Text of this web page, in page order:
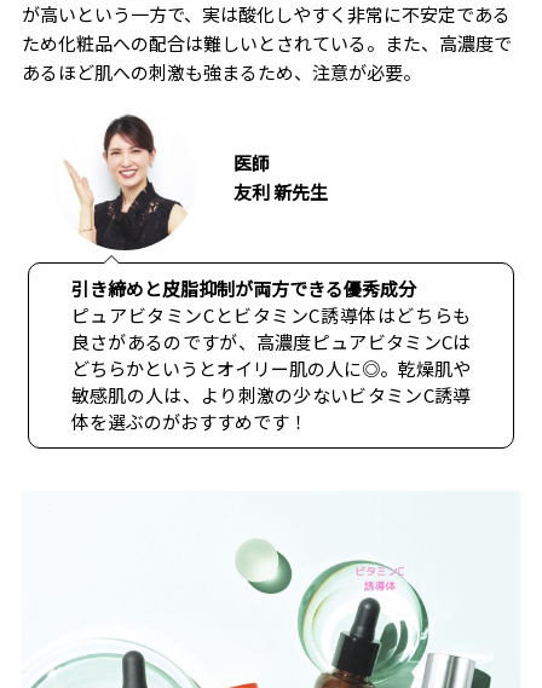
が高いという一方で、実は酸化しやすく非常に不安定である
ため化粧品への配合は難しいとされている。また、高濃度で
あるほど肌への刺激も強まるため、注意が必要。
医師
友利 新先生
引き締めと皮脂抑制が両方できる優秀成分
ピュアビタミンCとビタミンC誘導体はどちらも
良さがあるのですが、高濃度ピュアビタミンCは
どちらかというとオイリー肌の人に◎。乾燥肌や
敏感肌の人は、より刺激の少ないビタミンC誘導
体を選ぶのがおすすめです！